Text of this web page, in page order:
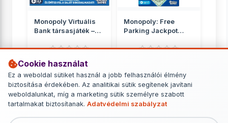
Cookie használat
Ez a weboldal sütiket használ a jobb felhasználói élmény
biztosítása érdekében. Az analitikai sütik segítenek javítani
weboldalunkat, míg a marketing sütik személyre szabott
tartalmakat biztosítanak. Adatvédelmi szabályzat
Monopoly Virtuális
Bank társasjáték –
Monopoly
13 699 Ft
RÉSZLETEK
Monopoly: Free
Parking Jackpot
Hasbro
5 149 Ft
RÉSZLETEK